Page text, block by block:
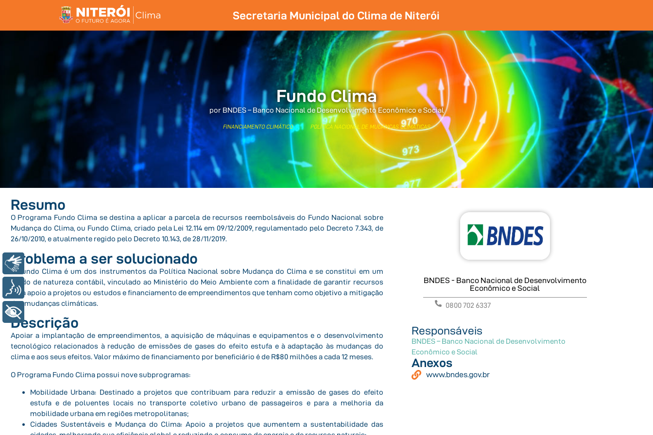
Secretaria Municipal do Clima de Niterói
Fundo Clima
por BNDES – Banco Nacional de Desenvolvimento Econômico e Social
FINANCIAMENTO CLIMÁTICO POLÍTICA NACIONAL DE MUDANÇAS CLIMÁTICAS
Resumo
O Programa Fundo Clima se destina a aplicar a parcela de recursos reembolsáveis do Fundo Nacional sobre
Mudança do Clima, ou Fundo Clima, criado pela Lei 12.114 em 09/12/2009, regulamentado pelo Decreto 7.343, de
26/10/2010, e atualmente regido pelo Decreto 10.143, de 28/11/2019.
Problema a ser solucionado
O Fundo Clima é um dos instrumentos da Política Nacional sobre Mudança do Clima e se constitui em um
fundo de natureza contábil, vinculado ao Ministério do Meio Ambiente com a finalidade de garantir recursos
para apoio a projetos ou estudos e financiamento de empreendimentos que tenham como objetivo a mitigação
das mudanças climáticas.
Descrição
Apoiar a implantação de empreendimentos, a aquisição de máquinas e equipamentos e o desenvolvimento
tecnológico relacionados à redução de emissões de gases do efeito estufa e à adaptação às mudanças do
clima e aos seus efeitos. Valor máximo de financiamento por beneficiário é de R$80 milhões a cada 12 meses.
O Programa Fundo Clima possui nove subprogramas:
Mobilidade Urbana: Destinado a projetos que contribuam para reduzir a emissão de gases do efeito
estufa e de poluentes locais no transporte coletivo urbano de passageiros e para a melhoria da
mobilidade urbana em regiões metropolitanas;
Cidades Sustentáveis e Mudança do Clima: Apoio a projetos que aumentem a sustentabilidade das
BNDES - Banco Nacional de Desenvolvimento
Econômico e Social
0800 702 6337
Responsáveis
BNDES – Banco Nacional de Desenvolvimento
Econômico e Social
Anexos
www.bndes.gov.br
Libras
Voz